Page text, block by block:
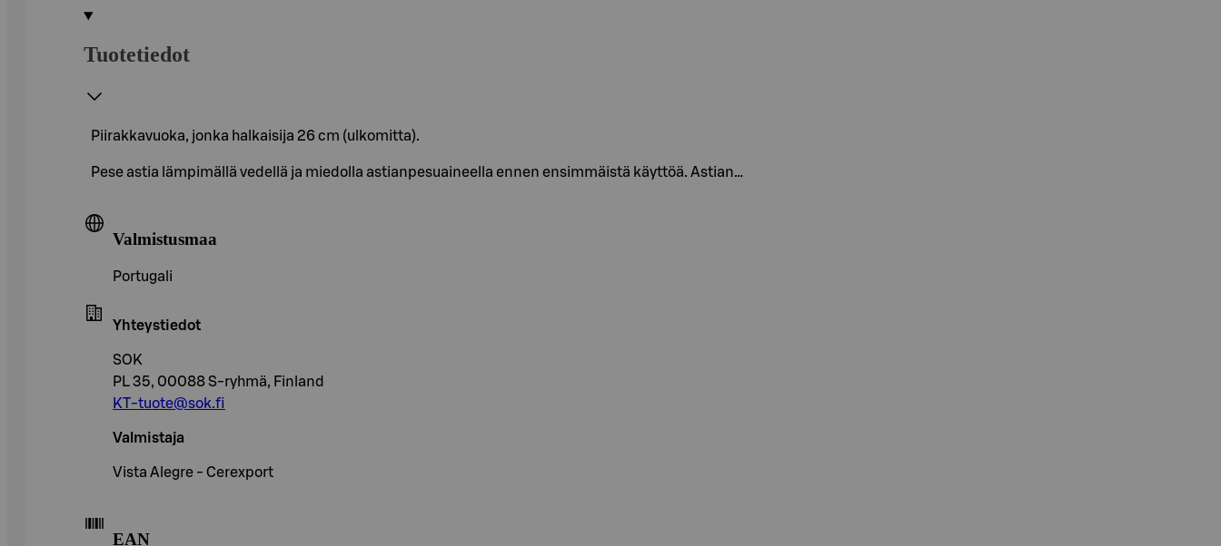
Tuotetiedot
Piirakkavuoka, jonka halkaisija 26 cm (ulkomitta).
Pese astia lämpimällä vedellä ja miedolla astianpesuaineella ennen ensimmäistä käyttöä. Astian…
Valmistusmaa
Portugali
Yhteystiedot
SOK
PL 35, 00088 S-ryhmä, Finland
KT-tuote@sok.fi
Valmistaja
Vista Alegre - Cerexport
EAN